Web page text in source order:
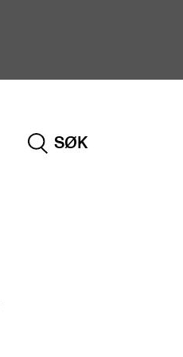
SØK